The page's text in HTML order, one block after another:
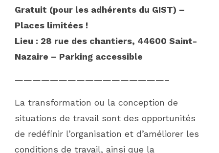
Gratuit (pour les adhérents du GIST) –
Places limitées !
Lieu : 28 rue des chantiers, 44600 Saint-
Nazaire – Parking accessible
—————————————————–
La transformation ou la conception de
situations de travail sont des opportunités
de redéfinir l’organisation et d’améliorer les
conditions de travail, ainsi que la